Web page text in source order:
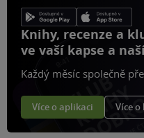
Knihy, recenze a
ve vaší kapse a
Každý měsíc společně
Více o aplikaci Více o